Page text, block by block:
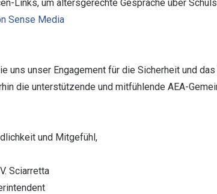
Links, um altersgerechte Gespräche über
Sense Media
uns unser Engagement für die Sicherheit und
die unterstützende und mitfühlende AEA-
und Mitgefühl,
Sciarretta